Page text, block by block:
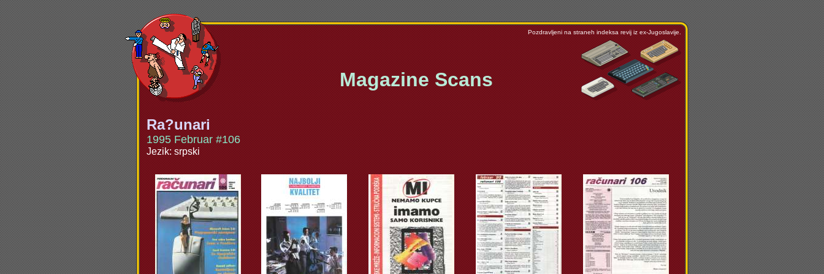
Pozdravljeni na straneh indeksa revij iz ex-Jugoslavije.
Magazine Scans
Ra?unari
1995 Februar #106
Jezik: srpski